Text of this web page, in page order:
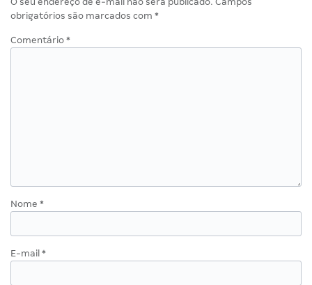
obrigatórios são marcados com *
Comentário *
Nome *
E-mail *